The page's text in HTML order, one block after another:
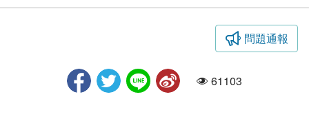
問題通報
人氣61103